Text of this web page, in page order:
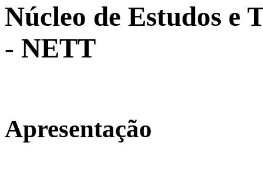
Núcleo de Estudos e
- NETT
Apresentação